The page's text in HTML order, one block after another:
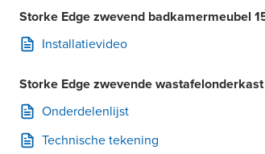
Storke Edge zwevend badkamermeubel
Installatievideo
Storke Edge zwevende
Onderdelenlijst
Technische tekening